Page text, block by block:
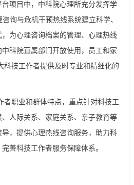
项目中，中科院心理所充分发挥学
询与危机干预热线系统建立科学、
为心理咨询档案的管理、心理热线
科院直属部门开放使用，员工和家
科技工作者提供及时专业和精细化的
职业和群体特点，重点针对科技工
人际关系、家庭关系、亲子教育等
，提供心理热线咨询服务，助力科
善科技工作者服务保障体系。